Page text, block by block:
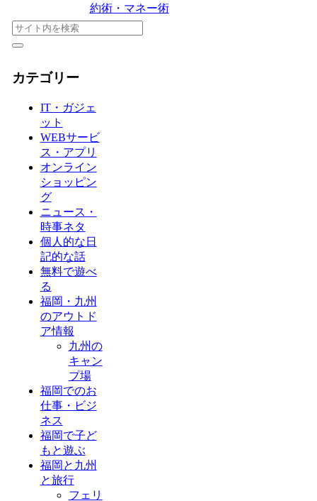
約術・マネー術
カテゴリー
IT・ガジェ
ット
WEBサービ
ス・アプリ
オンライン
ショッピン
グ
ニュース・
時事ネタ
個人的な日
記的な話
無料で遊べ
る
福岡・九州
のアウトド
ア情報
九州の
キャン
プ場
福岡でのお
仕事・ビジ
ネス
福岡で子ど
もと遊ぶ
福岡と九州
と旅行
フェリ